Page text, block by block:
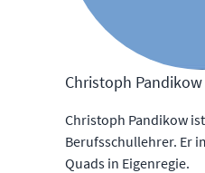
Christoph Pandikow
Christoph Pandikow
Berufsschullehrer. Er
Quads in Eigenregie.